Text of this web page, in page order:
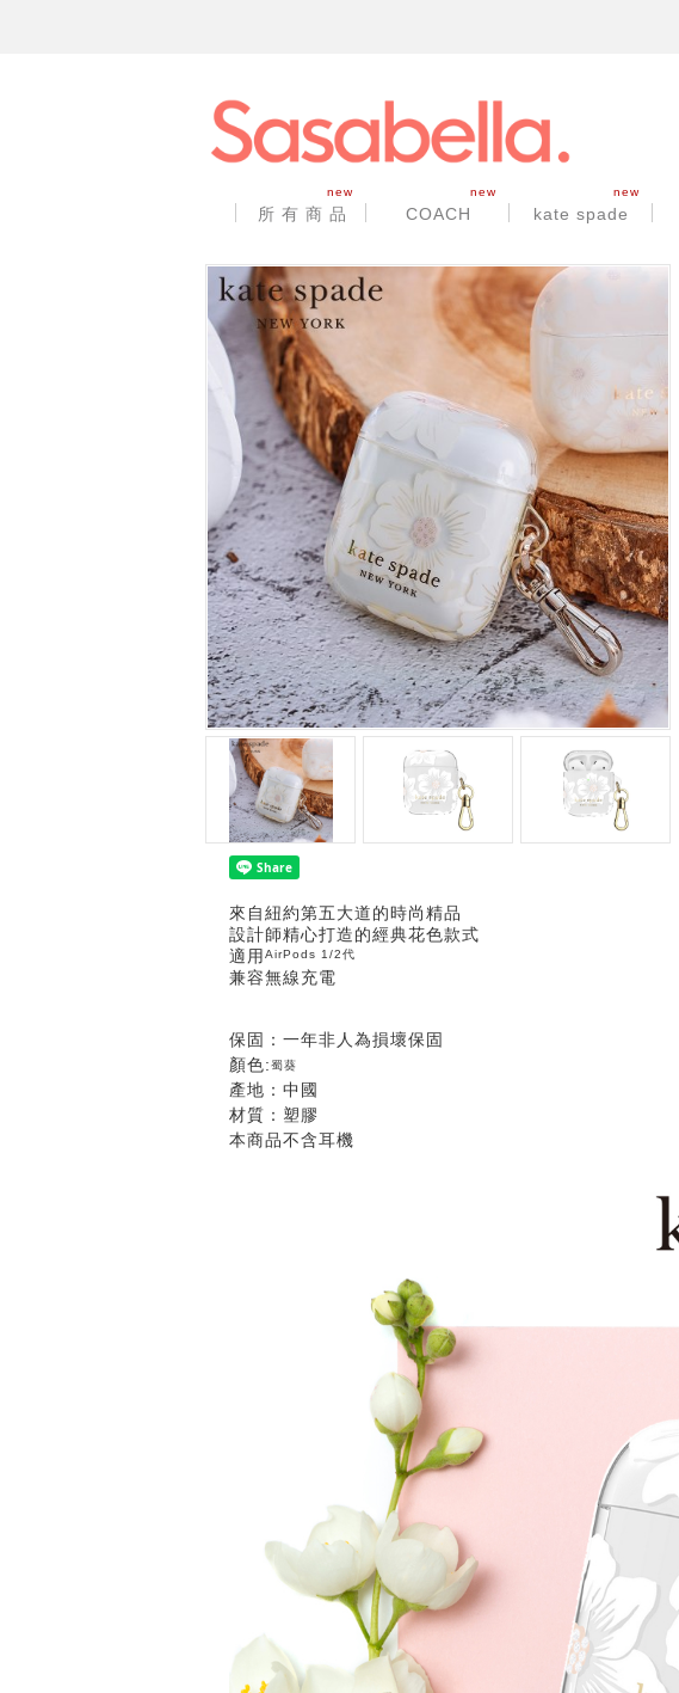
new
所 有 商 品
new
COACH
new
kate spade
來自紐約第五大道的時尚精品
設計師精心打造的經典花色款式
適用 AirPods 1/2代
兼容無線充電
保固：一年非人為損壞保固
顏色:蜀葵
產地：中國
材質：塑膠
本商品不含耳機